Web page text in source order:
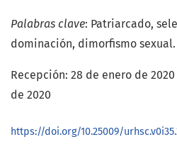
Palabras clave: Patriarcado,
dominación, dimorfismo sexual.
Recepción: 28 de enero de
de 2020
https://doi.org/10.25009/